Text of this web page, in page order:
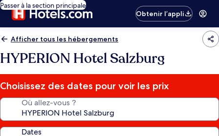
Passer à la section principale
Obtenir l’appli
Afficher tous les hébergements
HYPERION Hotel Salzburg
Choisissez des dates pour voir les prix
Où allez-vous ?
Dates